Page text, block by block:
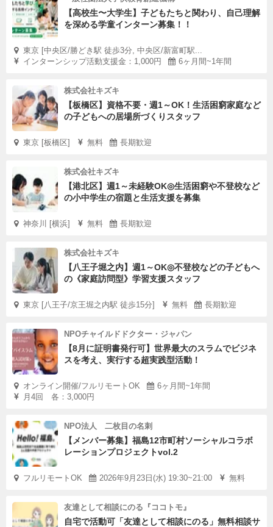
【高校生〜大学生】子どもたちと関わり、自己理解
を深める学童インターン募集！！
東京 [中央区/勝どき駅 徒歩3分, 中央区/新富町駅...
インターンシップ活動支援金：1,000円
6ヶ月間~1年間
株式会社キズキ
【板橋区】資格不要・週1～OK！生活困窮家庭など
の子どもへの居場所づくりスタッフ
東京 [板橋区] 無料 長期歓迎
株式会社キズキ
【港北区】週1～未経験OK◎生活困窮や不登校など
の小中学生の宿題と生活支援を募集
神奈川 [横浜] 無料 長期歓迎
株式会社キズキ
【八王子堀之内】週1～OK◎不登校などの子どもへ
の《家庭訪問型》学習支援スタッフ
東京 [八王子/京王堀之内駅 徒歩15分] 無料 長期歓迎
NPOチャイルドドクター・ジャパン
【8月に証明書発行可】世界最大のスラムでビジネ
スを考え、実行する超実践型活動！
オンライン開催/フルリモートOK
6ヶ月間~1年間
月4回 各：3,000円
NPO法人 二枚目の名刺
【メンバー募集】福島12市町村ソーシャルコラボ
レーションプロジェクトvol.2
フルリモートOK 2026年9月23日(水) 19:30~21:00 無料
友達として相談にのる『ココトモ』
自宅で活動可「友達として相談にのる」無料相談サ